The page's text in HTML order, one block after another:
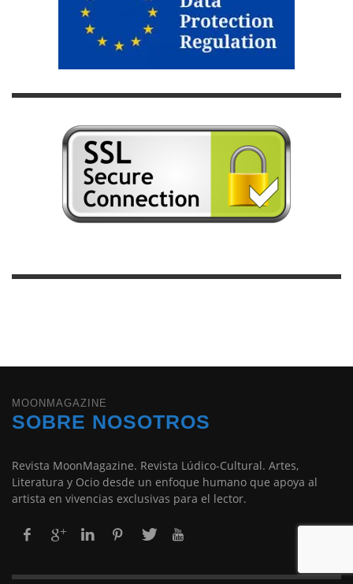
MOONMAGAZINE
SOBRE NOSOTROS
Revista MoonMagazine. Revista Lúdico-Cultural. Artes,
Literatura y Ocio desde un enfoque humano que apoya al
artista en vivencias exclusivas para el lector.